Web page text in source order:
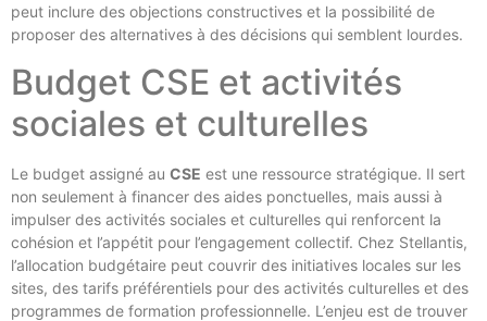
peut inclure des objections constructives et la possibilité de
proposer des alternatives à des décisions qui semblent lourdes.
Budget CSE et activités
sociales et culturelles
Le budget assigné au CSE est une ressource stratégique. Il sert
non seulement à financer des aides ponctuelles, mais aussi à
impulser des activités sociales et culturelles qui renforcent la
cohésion et l’appétit pour l’engagement collectif. Chez Stellantis,
l’allocation budgétaire peut couvrir des initiatives locales sur les
sites, des tarifs préférentiels pour des activités culturelles et des
programmes de formation professionnelle. L’enjeu est de trouver